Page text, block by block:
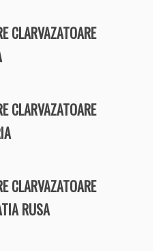
CLARVAZATOARE
CLARVAZATOARE
CLARVAZATOARE
RUSA